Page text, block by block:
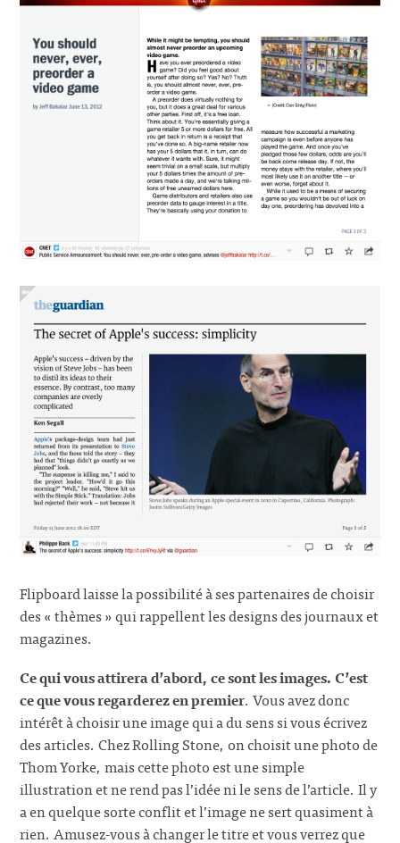
Flipboard laisse la possibilité à ses partenaires de choisir
des « thèmes » qui rappellent les designs des journaux et
magazines.
Ce qui vous attirera d’abord, ce sont les images. C’est
ce que vous regarderez en premier. Vous avez donc
intérêt à choisir une image qui a du sens si vous écrivez
des articles. Chez Rolling Stone, on choisit une photo de
Thom Yorke, mais cette photo est une simple
illustration et ne rend pas l’idée ni le sens de l’article. Il y
a en quelque sorte conflit et l’image ne sert quasiment à
rien. Amusez-vous à changer le titre et vous verrez que